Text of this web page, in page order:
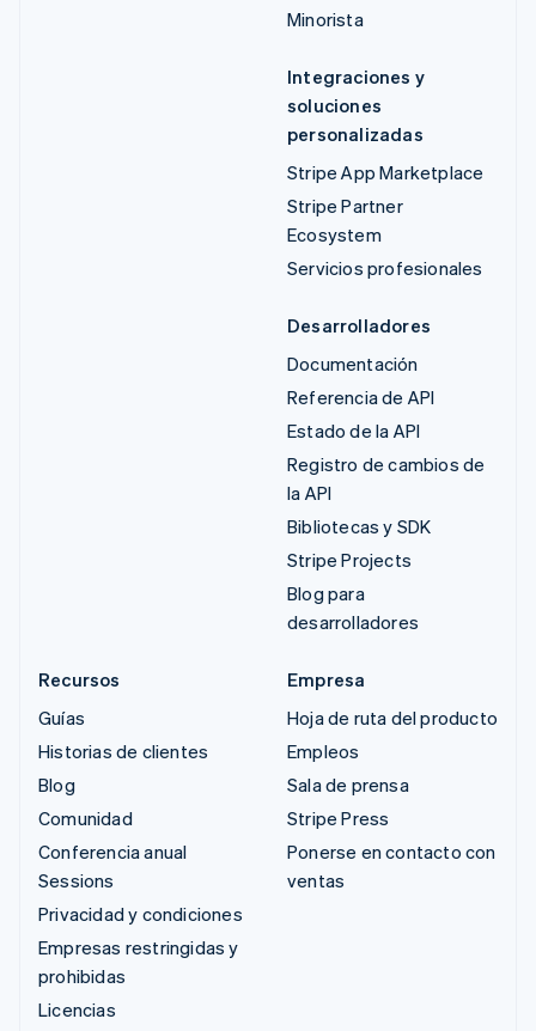
Minorista
Integraciones y
soluciones
personalizadas
Stripe App Marketplace
Stripe Partner
Ecosystem
Servicios profesionales
Desarrolladores
Documentación
Referencia de API
Estado de la API
Registro de cambios de
la API
Bibliotecas y SDK
Stripe Projects
Blog para
desarrolladores
Recursos
Guías
Historias de clientes
Blog
Comunidad
Conferencia anual
Sessions
Privacidad y condiciones
Empresas restringidas y
prohibidas
Licencias
Empresa
Hoja de ruta del producto
Empleos
Sala de prensa
Stripe Press
Ponerse en contacto con
ventas